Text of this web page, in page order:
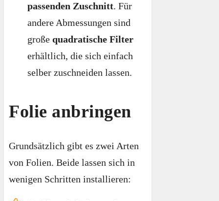
passenden Zuschnitt. Für
andere Abmessungen sind
große quadratische Filter
erhältlich, die sich einfach
selber zuschneiden lassen.
Folie anbringen
Grundsätzlich gibt es zwei Arten
von Folien. Beide lassen sich in
wenigen Schritten installieren: